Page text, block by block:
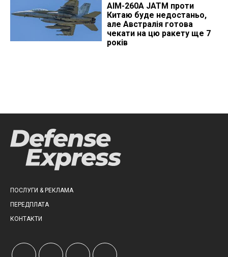
AIM-260A JATM проти
Китаю буде недостаньо,
але Австралія готова
чекати на цю ракету ще 7
років
ПОСЛУГИ & РЕКЛАМА
ПЕРЕДПЛАТА
КОНТАКТИ